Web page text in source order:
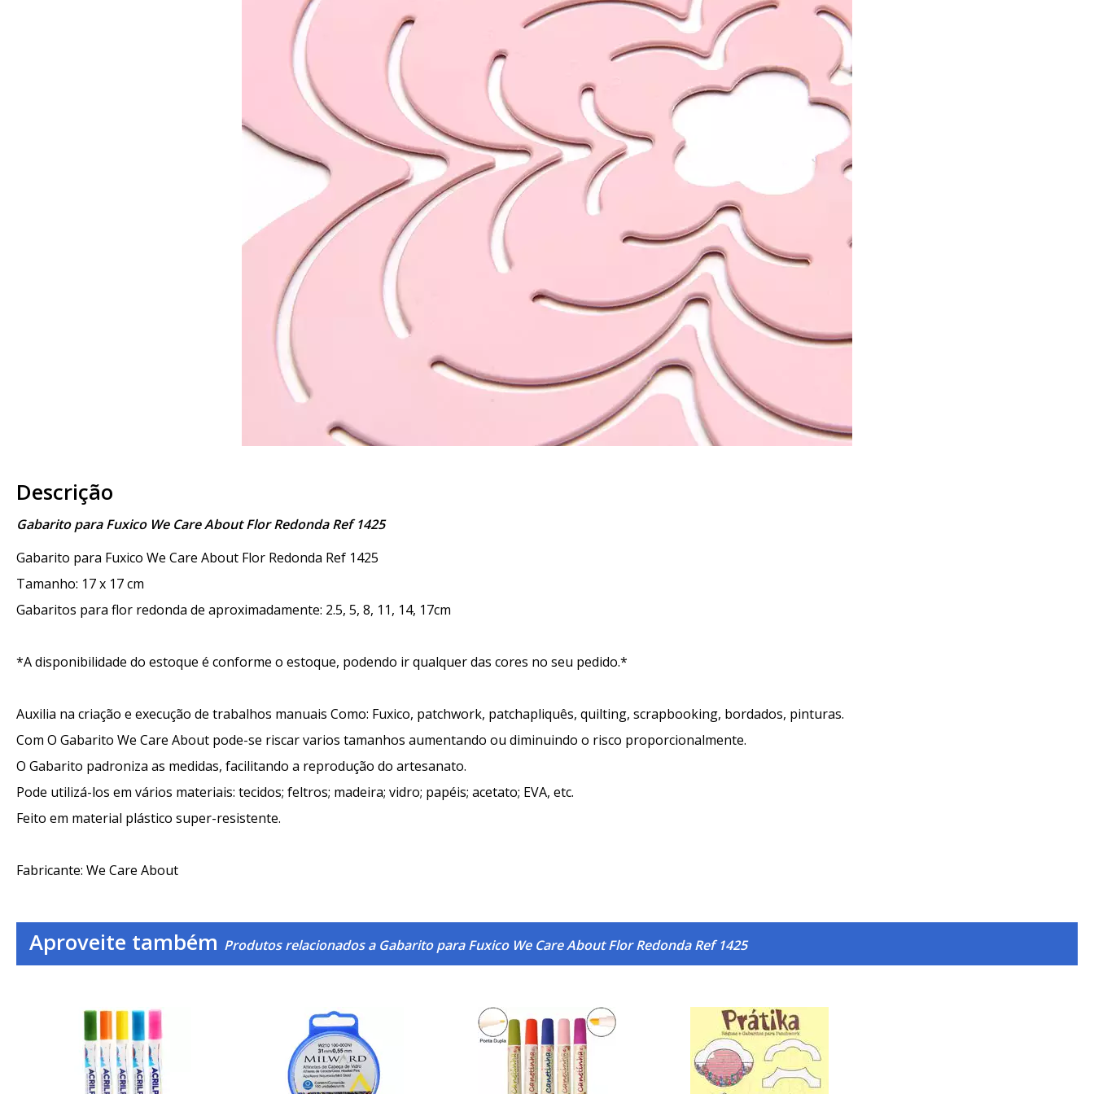
Descrição
Gabarito para Fuxico We Care About Flor Redonda Ref 1425
Gabarito para Fuxico We Care About Flor Redonda Ref 1425
Tamanho: 17 x 17 cm
Gabaritos para flor redonda de aproximadamente: 2.5, 5, 8, 11, 14, 17cm
*A disponibilidade do estoque é conforme o estoque, podendo ir qualquer das cores no seu pedido.*
Auxilia na criação e execução de trabalhos manuais Como: Fuxico, patchwork, patchapliquês, quilting, scrapbooking, bordados, pinturas.
Com O Gabarito We Care About pode-se riscar varios tamanhos aumentando ou diminuindo o risco proporcionalmente.
O Gabarito padroniza as medidas, facilitando a reprodução do artesanato.
Pode utilizá-los em vários materiais: tecidos; feltros; madeira; vidro; papéis; acetato; EVA, etc.
Feito em material plástico super-resistente.
Fabricante: We Care About
Aproveite também Produtos relacionados a Gabarito para Fuxico We Care About Flor Redonda Ref 1425